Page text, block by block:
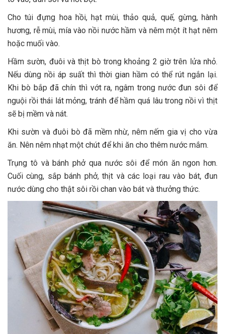
Cho túi đựng hoa hồi, hạt mùi, thảo quả, quế, gừng, hành
hương, rễ mùi, mía vào nồi nước hầm và nêm một ít hạt nêm
hoặc muối vào.
Hầm sườn, đuôi và thịt bò trong khoảng 2 giờ trên lửa nhỏ.
Nếu dùng nồi áp suất thì thời gian hầm có thể rút ngắn lại.
Khi bò bắp đã chín thì vớt ra, ngâm trong nước đun sôi để
nguội rồi thái lát mỏng, tránh để hầm quá lâu trong nồi vì thịt
sẽ bị mềm và nát.
Khi sườn và đuôi bò đã mềm nhừ, nêm nếm gia vị cho vừa
ăn. Nên nêm nhạt một chút để khi ăn cho thêm nước mắm.
Trụng tô và bánh phở qua nước sôi để món ăn ngon hơn.
Cuối cùng, sắp bánh phở, thịt và các loại rau vào bát, đun
nước dùng cho thật sôi rồi chan vào bát và thưởng thức.